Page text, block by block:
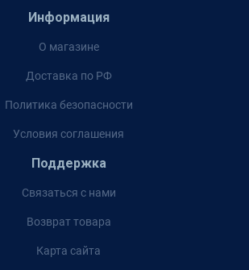
Информация
О магазине
Доставка по РФ
Политика безопасности
Условия соглашения
Поддержка
Связаться с нами
Возврат товара
Карта сайта